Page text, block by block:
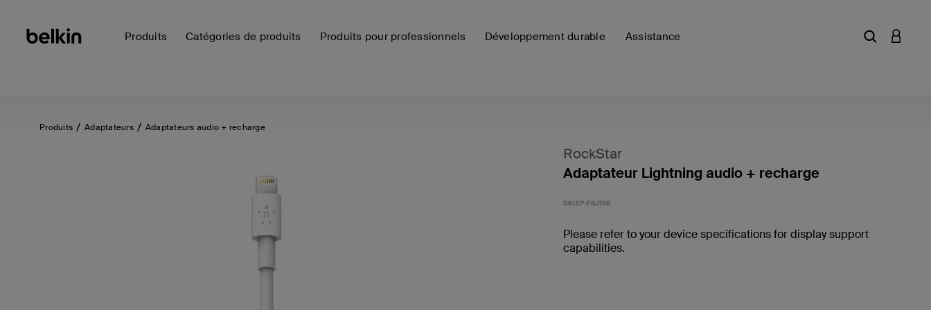
Produits Catégories de produits Produits pour professionnels Développement durable Assistance Saisir un
Produits Adaptateurs Adaptateurs audio + recharge
RockStar
Adaptateur Lightning audio + recharge
SKU:P-F8J198
Please refer to your device specifications for display support
capabilities.